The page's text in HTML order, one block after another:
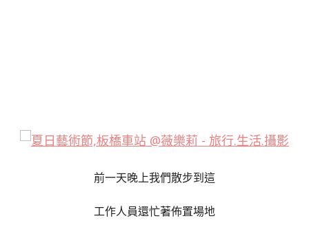
前一天晚上我們散步到這
工作人員還忙著佈置場地